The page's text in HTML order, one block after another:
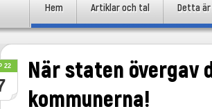
Hoppa till huvudinnehåll
Hoppa till sekundärt innehåll
Hem Artiklar och tal Detta
När staten övergav
kommunerna!
22